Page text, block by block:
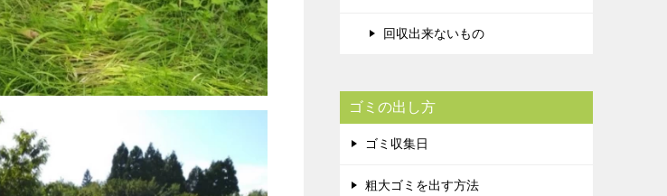
回収出来ないもの
ゴミの出し方
ゴミ収集日
粗大ゴミを出す方法